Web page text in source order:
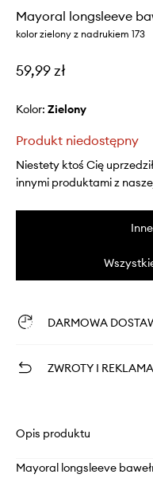
Mayoral longsleeve
kolor zielony z nadrukiem 173
59,99 zł
Kolor: zielony
Produkt niedostępny
Niestety ktoś Cię
innymi produktami z
DARMOWA
ZWROTY I
Opis produktu
Mayoral longsleeve